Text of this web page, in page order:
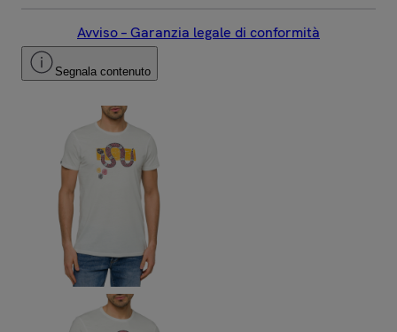
Avviso – Garanzia legale di conformità
Segnala contenuto